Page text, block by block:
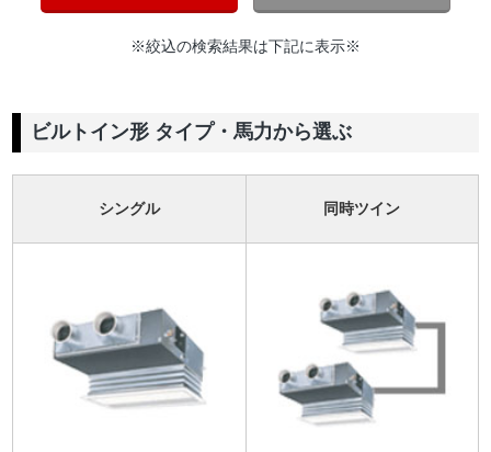
※絞込の検索結果は下記に表示※
ビルトイン形 タイプ・馬力から選ぶ
シングル 同時ツイン